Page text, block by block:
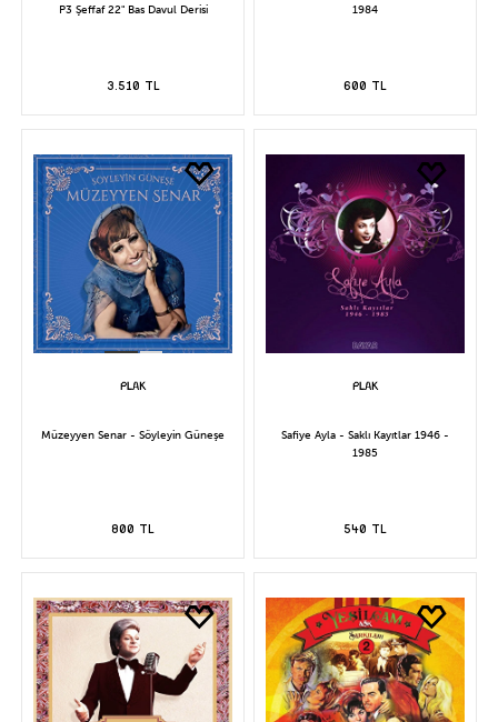
P3 Şeffaf 22" Bas Davul Derisi
3.510 TL
1984
600 TL
Müzeyyen Senar - Söyleyin Güneşe
800 TL
Safiye Ayla - Saklı Kayıtlar 1946 -
1985
540 TL